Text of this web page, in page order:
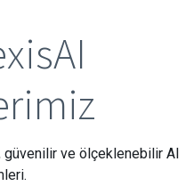
ve ölçeklenebilir AI